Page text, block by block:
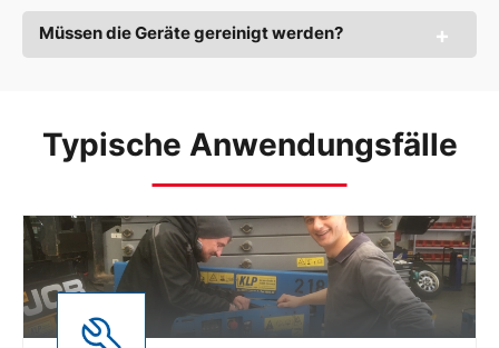
Müssen die Geräte gereinigt werden?
Typische Anwendungsfälle